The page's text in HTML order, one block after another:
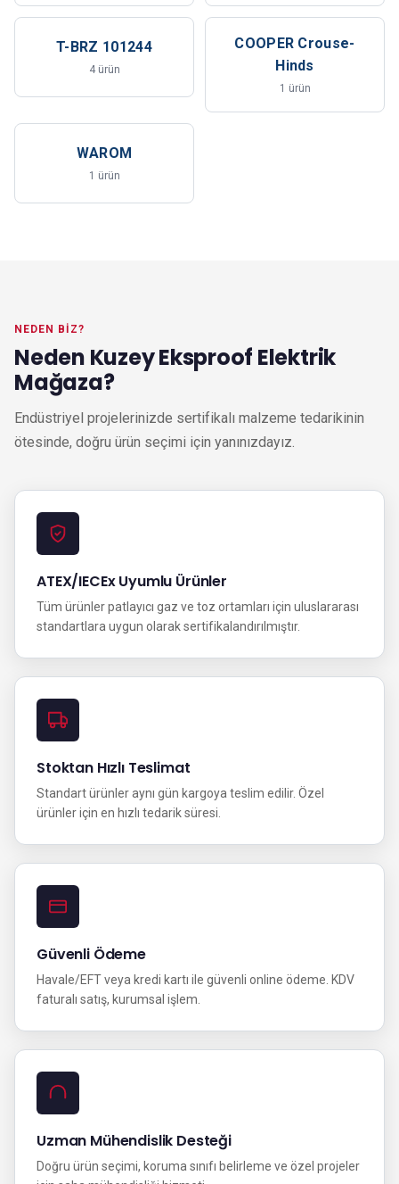
T-BRZ 101244
4 ürün
COOPER Crouse-
Hinds
1 ürün
WAROM
1 ürün
NEDEN BIZ?
Neden Kuzey Eksproof Elektrik
Mağaza?
Endüstriyel projelerinizde sertifikalı malzeme tedarikinin
ötesinde, doğru ürün seçimi için yanınızdayız.
ATEX/IECEx Uyumlu Ürünler
Tüm ürünler patlayıcı gaz ve toz ortamları için uluslararası
standartlara uygun olarak sertifikalandırılmıştır.
Stoktan Hızlı Teslimat
Standart ürünler aynı gün kargoya teslim edilir. Özel
ürünler için en hızlı tedarik süresi.
Güvenli Ödeme
Havale/EFT veya kredi kartı ile güvenli online ödeme. KDV
faturalı satış, kurumsal işlem.
Uzman Mühendislik Desteği
Doğru ürün seçimi, koruma sınıfı belirleme ve özel projeler